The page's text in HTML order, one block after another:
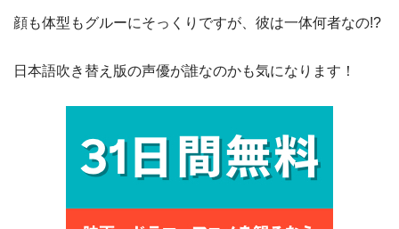
顔も体型もグルーにそっくりですが、彼は一体何者なの!?
日本語吹き替え版の声優が誰なのかも気になります！